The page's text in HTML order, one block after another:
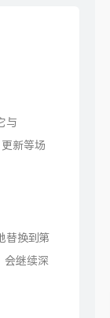
与
新等场
替换到第
会继续深